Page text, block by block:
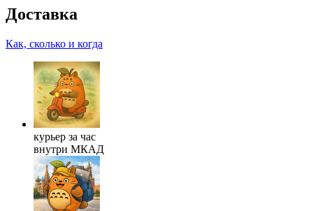
Доставка
Как, сколько и когда
курьер за час
внутри МКАД